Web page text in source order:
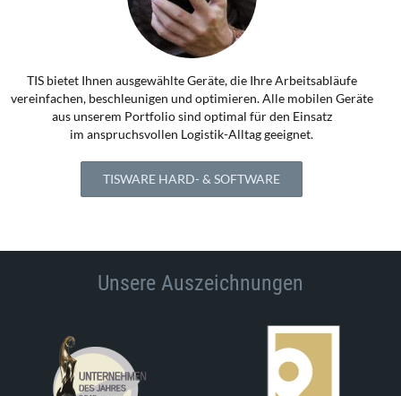
TIS bietet Ihnen ausgewählte Geräte, die Ihre Arbeitsabläufe
vereinfachen, beschleunigen und optimieren. Alle mobilen Geräte
aus unserem Portfolio sind optimal für den Einsatz
im anspruchsvollen Logistik-Alltag geeignet.
TISWARE HARD- & SOFTWARE
Unsere Auszeichnungen